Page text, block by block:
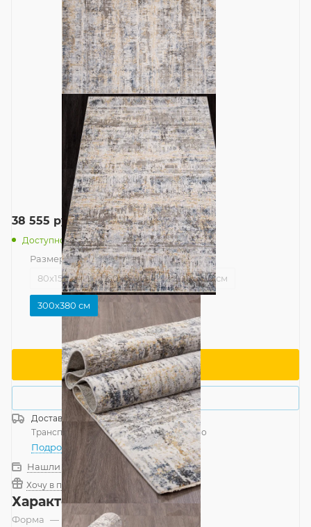
38 555 руб./шт
Доступно: 2
Размер — 300x380 см
80x150 см
160x230 см 200x300 см
300x380 см
В корзину
Купить в 1 клик
Доставка
Россия
Транспортной компанией—бесплатно
Подробнее
Нашли дешевле?
Хочу в подарок
Характеристики
Форма —
Прямоугольник